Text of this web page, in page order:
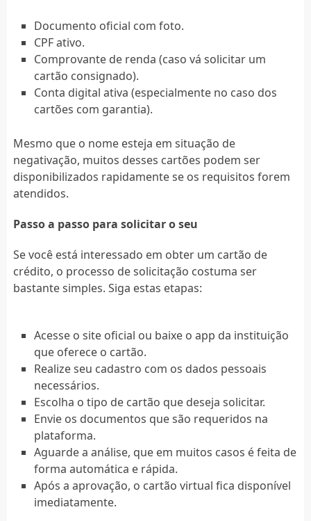
Documento oficial com foto.
CPF ativo.
Comprovante de renda (caso vá solicitar um
cartão consignado).
Conta digital ativa (especialmente no caso dos
cartões com garantia).
Mesmo que o nome esteja em situação de
negativação, muitos desses cartões podem ser
disponibilizados rapidamente se os requisitos forem
atendidos.
Passo a passo para solicitar o seu
Se você está interessado em obter um cartão de
crédito, o processo de solicitação costuma ser
bastante simples. Siga estas etapas:
Acesse o site oficial ou baixe o app da instituição
que oferece o cartão.
Realize seu cadastro com os dados pessoais
necessários.
Escolha o tipo de cartão que deseja solicitar.
Envie os documentos que são requeridos na
plataforma.
Aguarde a análise, que em muitos casos é feita de
forma automática e rápida.
Após a aprovação, o cartão virtual fica disponível
imediatamente.